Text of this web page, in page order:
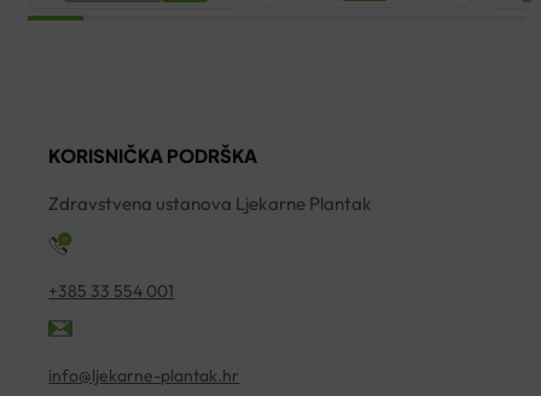
ELEKTRIČNA
KORISNIČKA PODRŠKA
Zdravstvena ustanova Ljekarne Plantak
+385 33 554 001
info@ljekarne-plantak.hr